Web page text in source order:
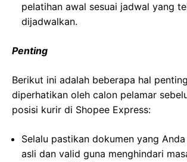
pelatihan awal sesuai jadwal yang
dijadwalkan.
Penting
Berikut ini adalah beberapa hal
diperhatikan oleh calon pelamar
posisi kurir di Shopee Express:
Selalu pastikan dokumen yang
asli dan valid guna menghindari